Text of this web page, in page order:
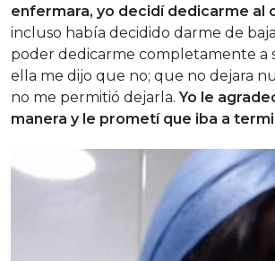
enfermara, yo decidí dedicarme al
incluso había decidido darme de
poder dedicarme completamente a
ella me dijo que no; que no dejara
no me permitió dejarla. Yo le
manera y le prometí que iba a